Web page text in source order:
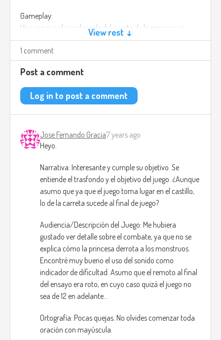
Gameplay:
Una vez que el jugador sale del cuarto de la princesa se
encuentra con varios pasadizos,
el jugador tendrá que escoger uno de ellos, el juego está en
primera persona, lo cual lo hace sentir más personal.
Una vez que el jugador decida cuál camino tomar tendrá
que derrotar a monstruos que estarán en esa nueva sala
El objetivo del juego es hacer salir la princesa del castillo,
conforme el jugador avanza la dificultad del juego se va
elevando.
El juego hace el uso de sonidos envolventes para que el
jugador puede saber donde los monstruos estarán, ya que
muchas salas del juego estarán muy oscuras.
El juego estará en 3D, el jugador sabrá que necesita
recuperar su salud por como la ropa de la princesa está,
entre mas remoto menos vida tendrá el jugador.
https://www.youtube.com/watch?v=AX6h8_Y_ot4
View rest ↓
1 comment
Post a comment
Log in to post a comment
Jose Fernando Gracia7 years ago
Heyo.
Narrativa: Interesante y cumple su objetivo. Se
entiende el trasfondo y el objetivo del juego. ¿Aunque
asumo que ya que el juego toma lugar en el castillo,
lo de la carreta sucede al final de juego?
Audiencia/Descripción del Juego: Me hubiera
gustado ver detalle sobre el combate, ya que no se
explica cómo la princesa derrota a los monstruos.
Encontré muy bueno el uso del sonido como
indicador de dificultad. Asumo que el remoto al final
del ensayo era roto, en cuyo caso quizá el juego no
sea de 12 en adelante...
Ortografía: Pocas quejas. No olvides comenzar toda
oración con mayúscula.